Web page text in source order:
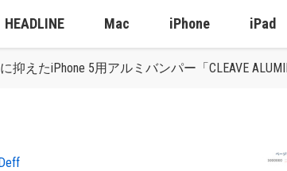
HEADLINE Mac iPhone iPad
えたiPhone 5用アルミバンパー「CLEAVE